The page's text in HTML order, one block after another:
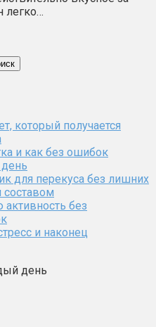
легко…
который получается
и как без ошибок
для перекуса без лишних
без
и наконец
день